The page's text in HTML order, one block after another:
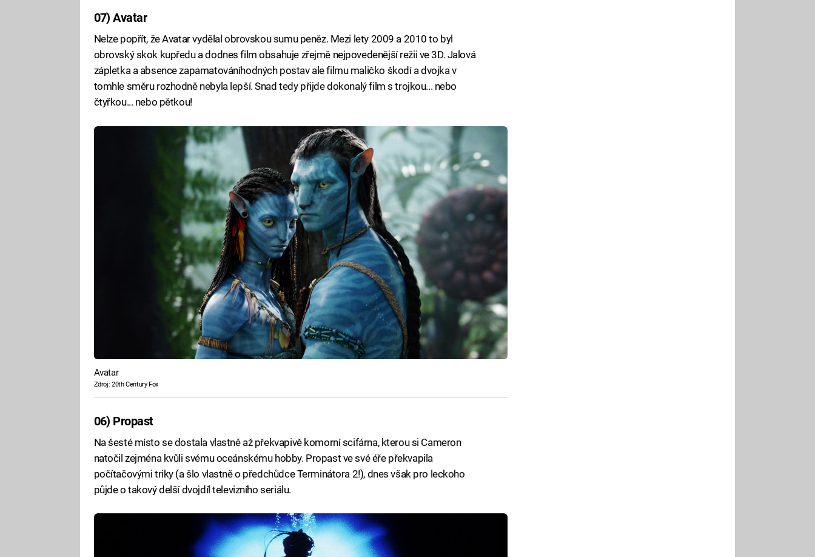
07) Avatar
Nelze popřít, že Avatar vydělal obrovskou sumu peněz. Mezi lety 2009 a 2010 to byl
obrovský skok kupředu a dodnes film obsahuje zřejmě nejpovedenější režii ve 3D. Jalová
zápletka a absence zapamatováníhodných postav ale filmu maličko škodí a dvojka v
tomhle směru rozhodně nebyla lepší. Snad tedy přijde dokonalý film s trojkou... nebo
čtyřkou... nebo pětkou!
Avatar
Zdroj: 20th Century Fox
06) Propast
Na šesté místo se dostala vlastně až překvapivě komorní scifárna, kterou si Cameron
natočil zejména kvůli svému oceánskému hobby. Propast ve své éře překvapila
počítačovými triky (a šlo vlastně o předchůdce Terminátora 2!), dnes však pro leckoho
půjde o takový delší dvojdíl televizního seriálu.